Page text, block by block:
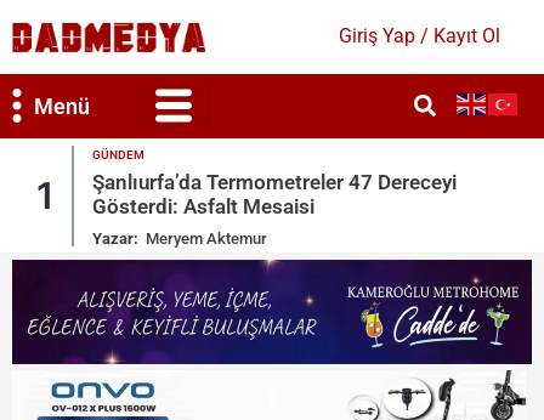
Giriş Yap / Kayıt Ol
Menü
2
Temizliğe Dikkat Etmeyen Eş
Tam Kusurlu Sayıldı
Yazar: